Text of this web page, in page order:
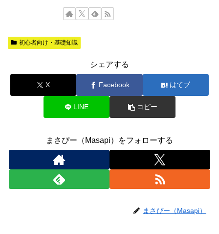
初心者向け・基礎知識
シェアする
X Facebook はてブ
LINE コピー
まさぴー（Masapi）をフォローする
まさぴー（Masapi）